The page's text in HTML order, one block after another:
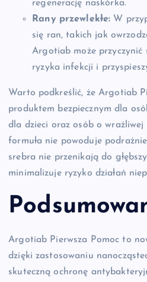
regenerację naskórka.
Rany przewlekłe: W
się ran, takich jak
Argotiab może przyczynić
ryzyka infekcji i
Warto podkreślić, że Argotiab
produktem bezpiecznym dla
dla dzieci oraz osób o wrażliwej
formuła nie powoduje
srebra nie przenikają do
minimalizuje ryzyko działań
Argotiab Pierwsza Pomoc to
dzięki zastosowaniu
skuteczną ochronę